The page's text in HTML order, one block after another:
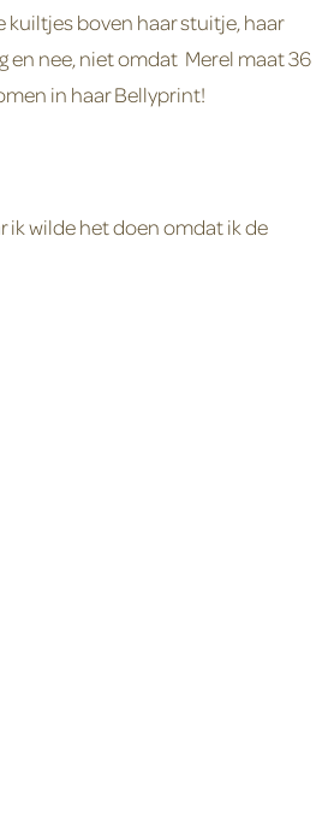
kuiltjes boven haar stuitje, haar
en nee, niet omdat Merel maat 36
in haar Bellyprint!
ik wilde het doen omdat ik de